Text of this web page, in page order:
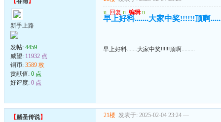
新手上路
发帖: 4459
威望: 11932 点
铜币: 3589 枚
贡献值: 0 点
好评度: 0 点
u 回复 u 编辑 u
早上好料.......大家中奖!!!!!!顶啊
早上好料.......大家中奖!!!!!!顶啊.........
【赌圣传说】 21楼 发表于: 2025-02-04 23:24 ---